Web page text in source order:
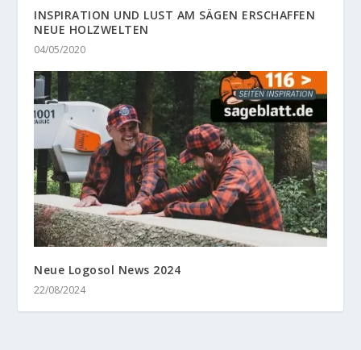
INSPIRATION UND LUST AM SÄGEN ERSCHAFFEN
NEUE HOLZWELTEN
04/05/2020
Neue Logosol News 2024
22/08/2024